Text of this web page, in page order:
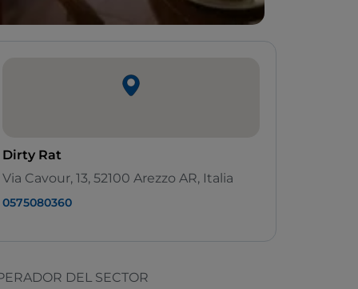
Dirty Rat
Via Cavour, 13, 52100 Arezzo AR, Italia
0575080360
DEL SECTOR